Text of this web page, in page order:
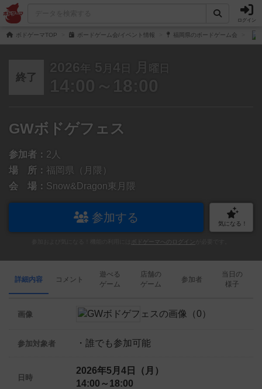
ログイン
ボドゲーマTOP ボードゲーム会/イベント情報 福岡県のボードゲーム会
終了
2026 年 5 月 4 日 月 曜日
14:00～18:00
GWボドゲフェス
参加者： 2人
場 所： 福岡県（月隈）
会 場： Snow&Dragon東月隈
参加する 気になる！
ボドゲーマへのログイン
詳細内容 コメント
遊べる
ゲーム
店舗の
ゲーム
参加者
当日の
様子
画像
参加対象者 ・誰でも参加可能
日時
2026年5月4日（月）
14:00～18:00